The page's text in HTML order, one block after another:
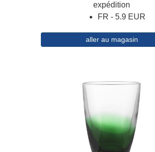
expédition
FR - 5.9 EUR
aller au magasin